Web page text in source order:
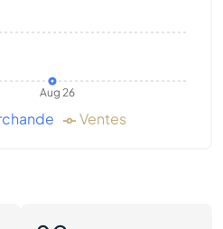
Aug 26
Ventes